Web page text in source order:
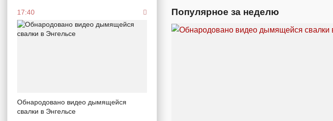
17:40
Обнародовано видео дымящейся
свалки в Энгельсе
Популярное за неделю